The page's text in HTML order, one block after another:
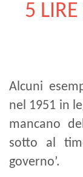
5
Alcuni
nel 1951 in
mancano
sotto al
governo’.